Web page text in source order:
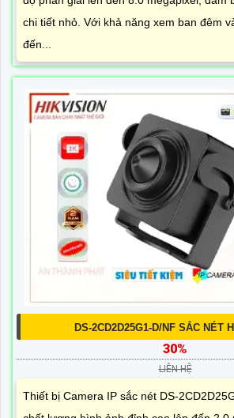
chi tiết nhỏ. Với khả năng xem ban đêm
đến...
DS-2CD2D25G1-D/NF SẮC NÉT
30%
LIÊN HỆ
Thiết bị Camera IP sắc nét DS-